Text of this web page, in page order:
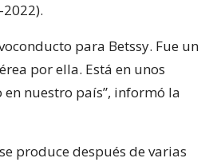
para Betssy. Fue un
por ella. Está en unos
nuestro país”, informó la
produce después de varias